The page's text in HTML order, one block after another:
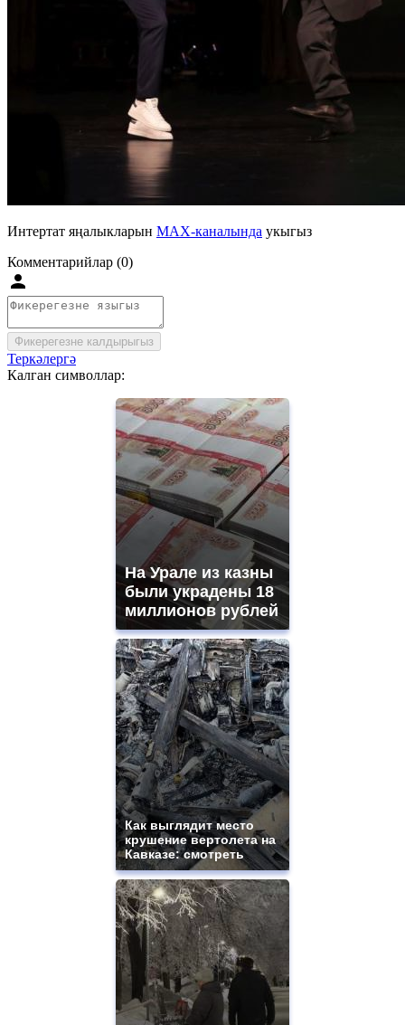
Интертат яңалыкларын MAX-каналында укыгыз
Комментарийлар (0)
Фикерегезне калдырыгыз
Теркәлергә
Калган символлар:
На Урале из казны
были украдены 18
миллионов рублей
Как выглядит место
крушение вертолета на
Кавказе: смотреть